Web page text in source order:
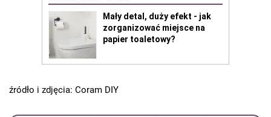
źródło i zdjęcia: Coram DIY